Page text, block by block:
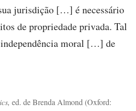
jurisdição […] é necessário
de propriedade privada. Tal
independência moral […] de
ed. de Brenda Almond (Oxford: